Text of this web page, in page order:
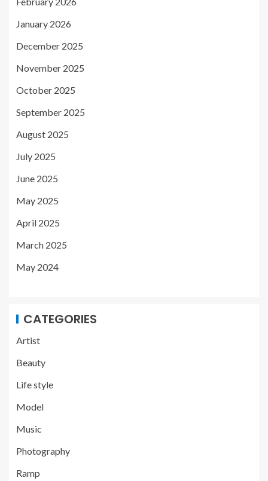
January 2026
December 2025
November 2025
October 2025
September 2025
August 2025
July 2025
June 2025
May 2025
April 2025
March 2025
May 2024
CATEGORIES
Artist
Beauty
Life style
Model
Music
Photography
Ramp